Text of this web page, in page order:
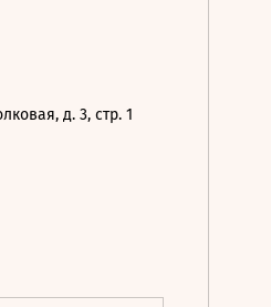
д. 3, стр. 1